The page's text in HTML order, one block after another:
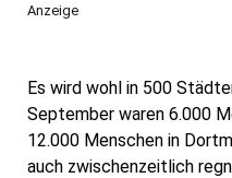
Anzeige
Es wird wohl in 500
September waren 6.000
12.000 Menschen in
auch zwischenzeitlich